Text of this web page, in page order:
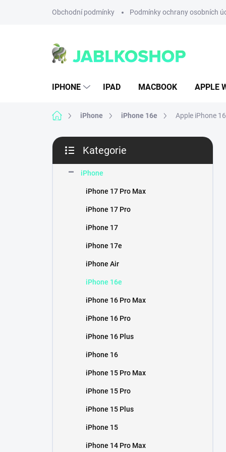
Obchodní podmínky Podmínky ochrany osobních
IPHONE IPAD MACBOOK APPLE
Domů iPhone iPhone 16e Apple iPhone
P
s
kategorie
Kategorie
iPhone
iPhone 17 Pro Max
iPhone 17 Pro
iPhone 17
iPhone 17e
iPhone Air
iPhone 16e
iPhone 16 Pro Max
iPhone 16 Pro
iPhone 16 Plus
iPhone 16
iPhone 15 Pro Max
iPhone 15 Pro
iPhone 15 Plus
iPhone 15
iPhone 14 Pro Max